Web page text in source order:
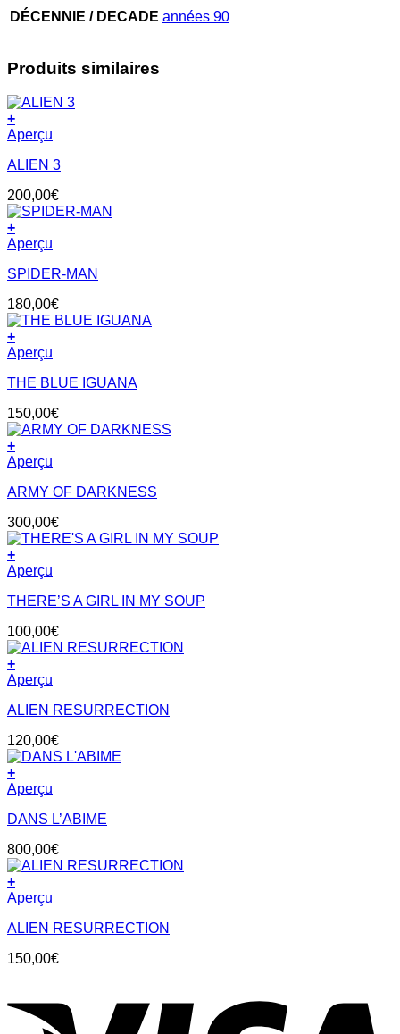
DÉCENNIE / DECADE années 90
Produits similaires
+
Aperçu
ALIEN 3
200,00€
+
Aperçu
SPIDER-MAN
180,00€
+
Aperçu
THE BLUE IGUANA
150,00€
+
Aperçu
ARMY OF DARKNESS
300,00€
+
Aperçu
THERE’S A GIRL IN MY SOUP
100,00€
+
Aperçu
ALIEN RESURRECTION
120,00€
+
Aperçu
DANS L’ABIME
800,00€
+
Aperçu
ALIEN RESURRECTION
150,00€